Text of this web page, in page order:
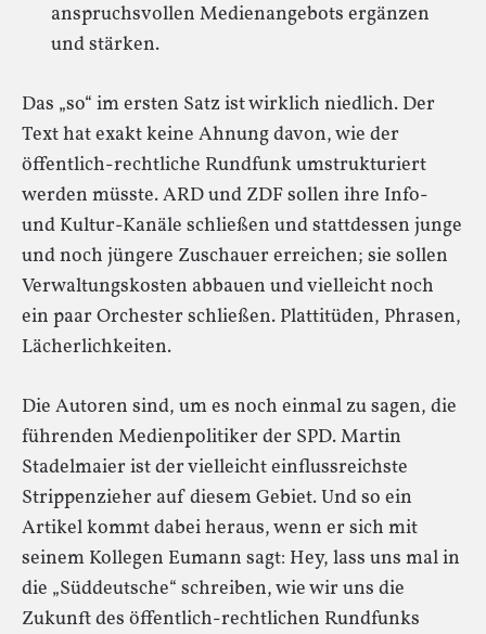
anspruchsvollen Medienangebots ergänzen
und stärken.
Das „so“ im ersten Satz ist wirklich niedlich. Der
Text hat exakt keine Ahnung davon, wie der
öffentlich-rechtliche Rundfunk umstrukturiert
werden müsste. ARD und ZDF sollen ihre Info-
und Kultur-Kanäle schließen und stattdessen junge
und noch jüngere Zuschauer erreichen; sie sollen
Verwaltungskosten abbauen und vielleicht noch
ein paar Orchester schließen. Plattitüden, Phrasen,
Lächerlichkeiten.
Die Autoren sind, um es noch einmal zu sagen, die
führenden Medienpolitiker der SPD. Martin
Stadelmaier ist der vielleicht einflussreichste
Strippenzieher auf diesem Gebiet. Und so ein
Artikel kommt dabei heraus, wenn er sich mit
seinem Kollegen Eumann sagt: Hey, lass uns mal in
die „Süddeutsche“ schreiben, wie wir uns die
Zukunft des öffentlich-rechtlichen Rundfunks